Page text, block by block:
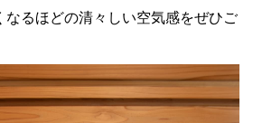
なるほどの清々しい空気感をぜひご